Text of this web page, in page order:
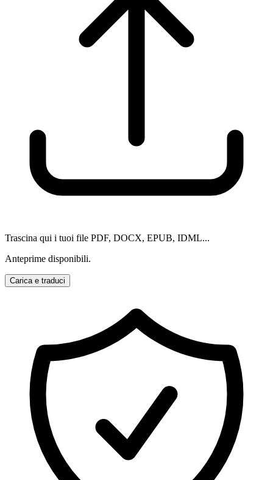
Trascina qui i tuoi file PDF, DOCX, EPUB, IDML...
Anteprime disponibili.
Carica e traduci